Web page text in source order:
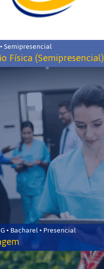
Semipresencial
Física (Semipresencial)
• Bacharel • Presencial